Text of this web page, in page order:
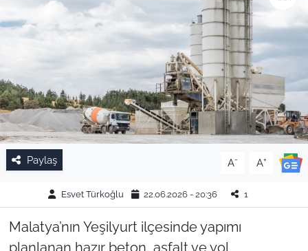
Paylaş A- A+
Esvet Türkoğlu 22.06.2026 - 20:36 1
Malatya’nın Yeşilyurt ilçesinde yapımı
planlanan hazır beton, asfalt ve yol